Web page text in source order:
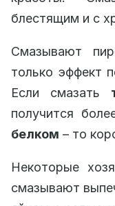
блестящим и с
Смазывают
только эффект
Если смазать
получится
белком – то
Некоторые
смазывают